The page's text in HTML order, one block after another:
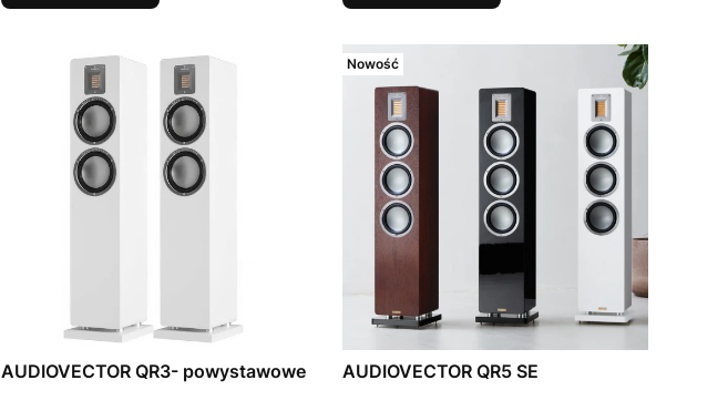
AUDIOVECTOR QR3- powystawowe
Nowość
AUDIOVECTOR QR5 SE